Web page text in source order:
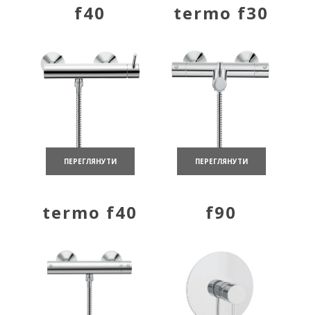
f40
ПЕРЕГЛЯНУТИ
termo f30
ПЕРЕГЛЯНУТИ
termo f40 f90